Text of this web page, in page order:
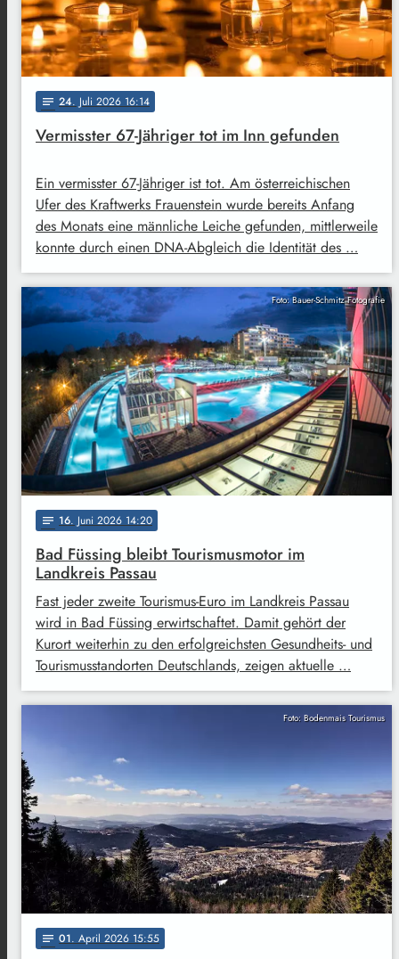
notes 24. Juli 2026 16:14
Vermisster 67-Jähriger tot im Inn gefunden
Ein vermisster 67-Jähriger ist tot. Am österreichischen
Ufer des Kraftwerks Frauenstein wurde bereits Anfang
des Monats eine männliche Leiche gefunden, mittlerweile
konnte durch einen DNA-Abgleich die Identität des …
Foto: Bauer-Schmitz Fotografie
notes 16. Juni 2026 14:20
Bad Füssing bleibt Tourismusmotor im
Landkreis Passau
Fast jeder zweite Tourismus-Euro im Landkreis Passau
wird in Bad Füssing erwirtschaftet. Damit gehört der
Kurort weiterhin zu den erfolgreichsten Gesundheits- und
Tourismusstandorten Deutschlands, zeigen aktuelle …
Foto: Bodenmais Tourismus
notes 01. April 2026 15:55